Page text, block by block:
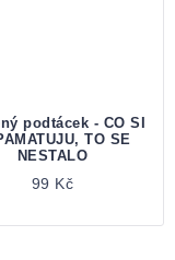
podtácek - CO SI
TO SE
NESTALO
99 Kč